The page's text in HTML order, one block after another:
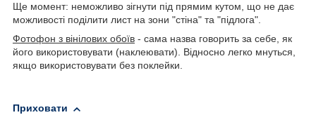
Ще момент: неможливо зігнути під прямим кутом, що не дає
можливості поділити лист на зони "стіна" та "підлога".
Фотофон з вінілових обоїв - сама назва говорить за себе, як
його використовувати (наклеювати). Відносно легко мнуться,
якщо використовувати без поклейки.
Приховати